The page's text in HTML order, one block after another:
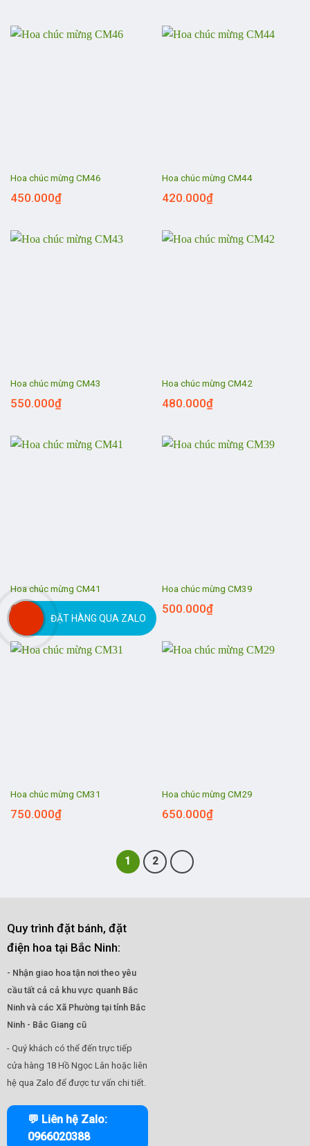
Hoa chúc mừng CM46
450.000₫
Hoa chúc mừng CM44
420.000₫
Hoa chúc mừng CM43
550.000₫
Hoa chúc mừng CM42
480.000₫
Hoa chúc mừng CM41
650.000
Hoa chúc mừng CM39
500.000₫
Hoa chúc mừng CM31
750.000₫
Hoa chúc mừng CM29
650.000₫
1 2
Quy trình đặt bánh, đặt
điện hoa tại Bắc Ninh:
- Nhận giao hoa tận nơi theo yêu
cầu tất cả cả khu vực quanh Bắc
Ninh và các Xã Phường tại tỉnh Bắc
Ninh - Bắc Giang cũ
- Quý khách có thể đến trực tiếp
cửa hàng 18 Hồ Ngọc Lân hoặc liên
hệ qua Zalo để được tư vấn chi tiết.
💬 Liên hệ Zalo:
0966020388
ĐẶT HÀNG QUA ZALO